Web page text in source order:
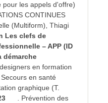
pour les appels d'offre)
CONTINUES
(Multiform), Thiagi
Les clefs de
– APP (ID
démarche
en formation
en santé
graphique (T.
. Prévention des